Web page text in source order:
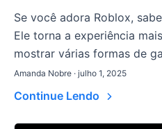
Se você adora Roblox,
Ele torna a experiência
mostrar várias formas de
Amanda Nobre · julho 1, 2025
Continue Lendo